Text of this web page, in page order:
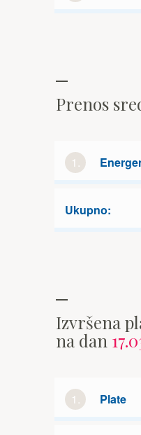
Prenos
1.
Ukupno:
Izvršena
na dan
1. Plate